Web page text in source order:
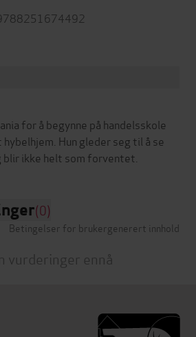
for å begynne på handelsskole
Hun gleder seg til å se
(0)
Betingelser for brukergenerert innhold
vurderinger ennå